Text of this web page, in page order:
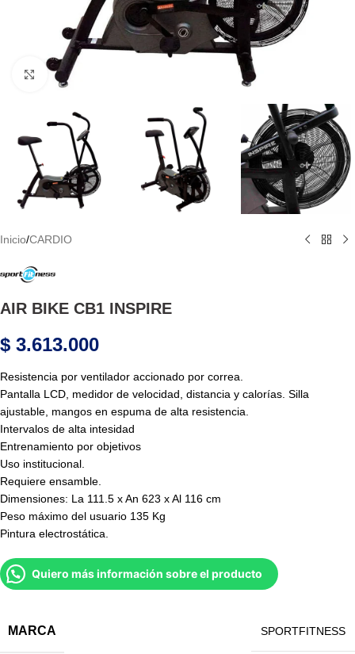
Haga Click para agrandar
Inicio/CARDIO
AIR BIKE CB1 INSPIRE
$ 3.613.000
Resistencia por ventilador accionado por correa.
Pantalla LCD, medidor de velocidad, distancia y calorías. Silla
ajustable, mangos en espuma de alta resistencia.
Intervalos de alta intesidad
Entrenamiento por objetivos
Uso institucional.
Requiere ensamble.
Dimensiones: La 111.5 x An 623 x Al 116 cm
Peso máximo del usuario 135 Kg
Pintura electrostática.
Quiero más información sobre el producto
MARCA SPORTFITNESS